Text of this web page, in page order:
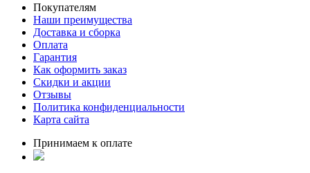
Покупателям
Наши преимущества
Доставка и сборка
Оплата
Гарантия
Как оформить заказ
Скидки и акции
Отзывы
Политика конфиденциальности
Карта сайта
Принимаем к оплате